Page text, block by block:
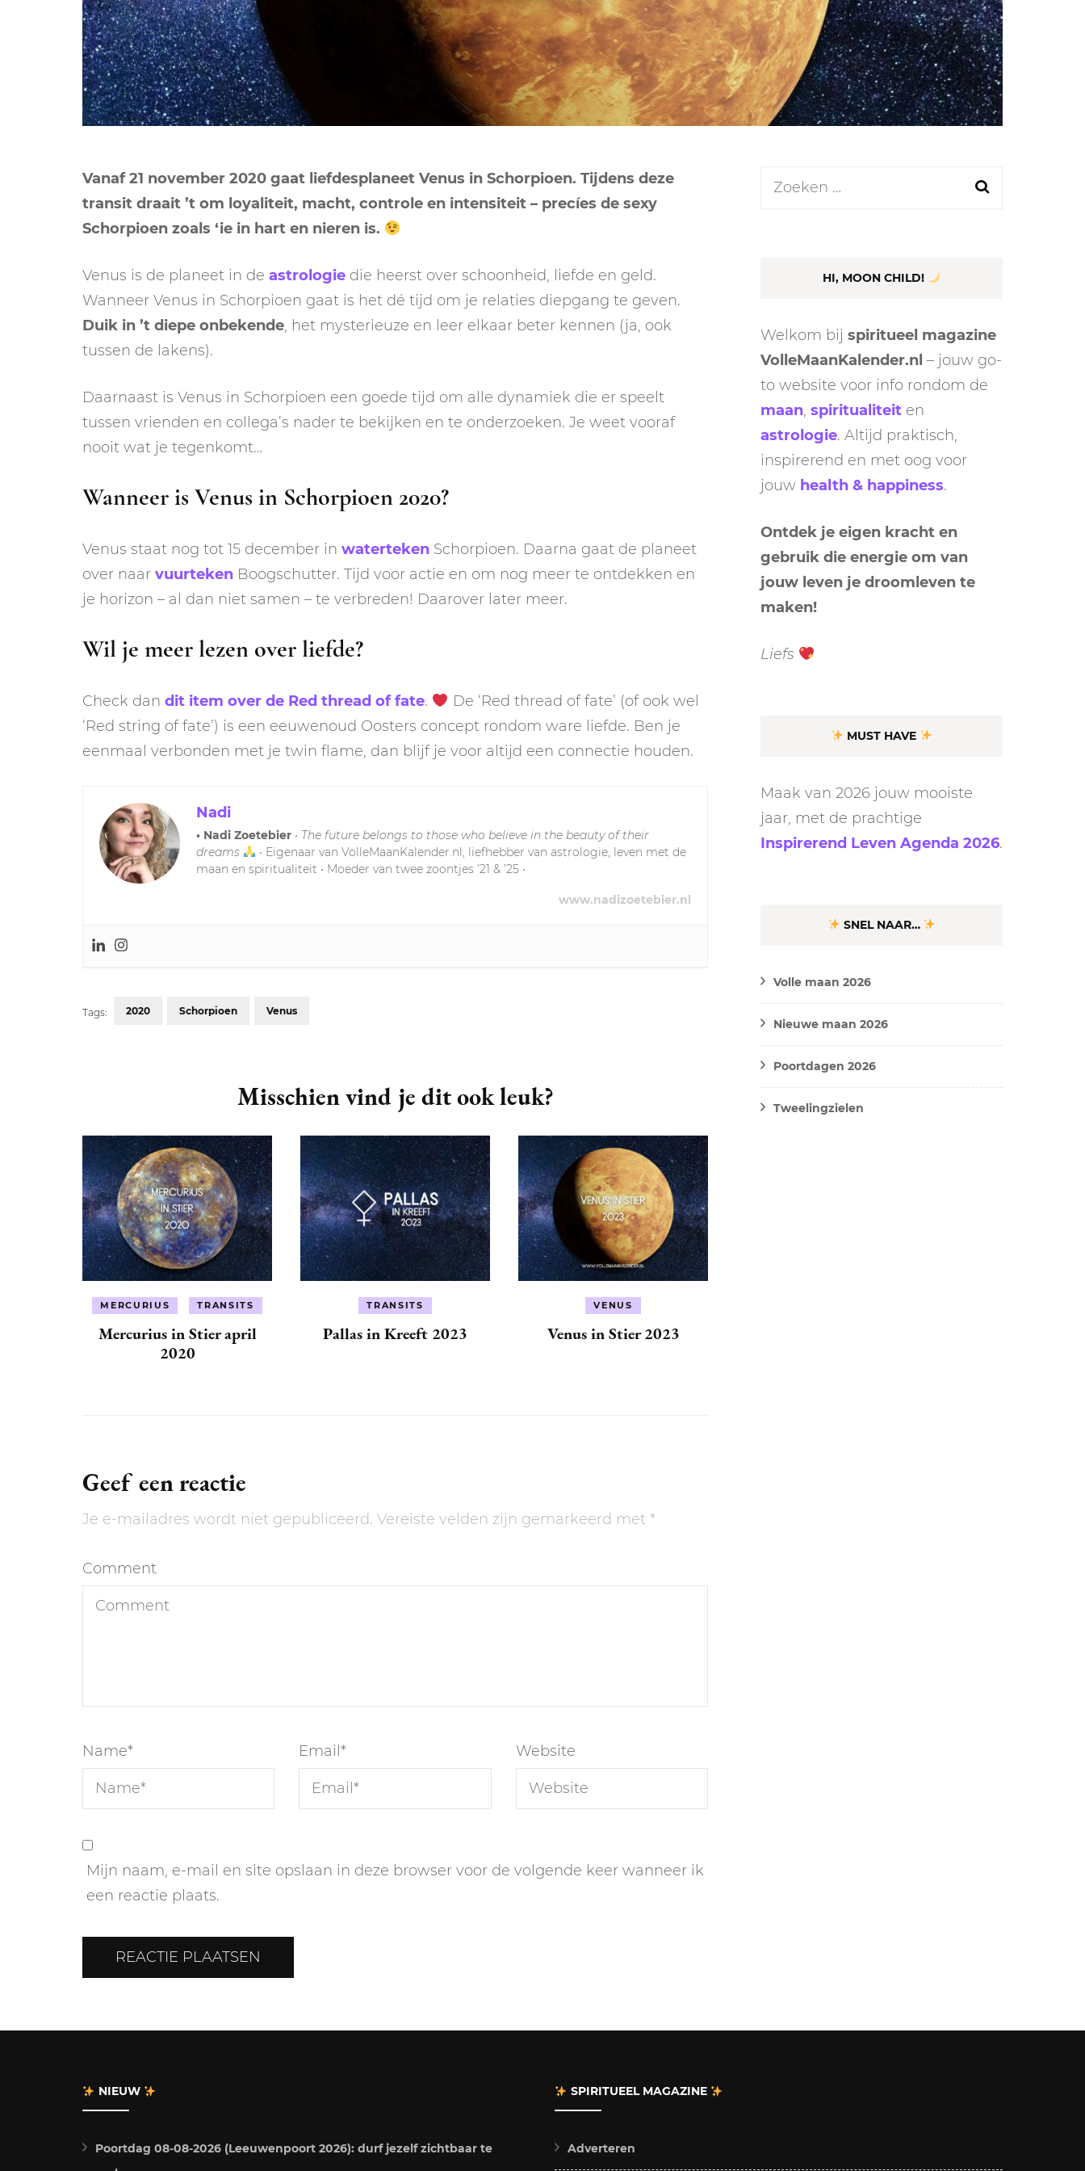
NEGENDE HUIS
TIENDE HUIS
ELFDE HUIS
NEPTUNUS
ORAKEL
RITUELEN
NIEUWE MAAN
RITUELEN
MERCURIUS
RETROGRADE RITUEEL
SPIRIT ANIMALS
Vanaf 21 november 2020 gaat liefdesplaneet Venus in Schorpioen. Tijdens deze
transit draait ’t om loyaliteit, macht, controle en intensiteit – precíes de sexy
Schorpioen zoals ‘ie in hart en nieren is.
Venus is de planeet in de astrologie die heerst over schoonheid, liefde en geld.
Wanneer Venus in Schorpioen gaat is het dé tijd om je relaties diepgang te geven.
Duik in ’t diepe onbekende, het mysterieuze en leer elkaar beter kennen (ja, ook
tussen de lakens).
Daarnaast is Venus in Schorpioen een goede tijd om alle dynamiek die er speelt
tussen vrienden en collega’s nader te bekijken en te onderzoeken. Je weet vooraf
nooit wat je tegenkomt…
Wanneer is Venus in Schorpioen 2020?
Venus staat nog tot 15 december in waterteken Schorpioen. Daarna gaat de planeet
over naar vuurteken Boogschutter. Tijd voor actie en om nog meer te ontdekken en
je horizon – al dan niet samen – te verbreden! Daarover later meer.
Wil je meer lezen over liefde?
Check dan dit item over de Red thread of fate.
De ‘Red thread of fate’ (of ook wel
‘Red string of fate’) is een eeuwenoud Oosters concept rondom ware liefde. Ben je
eenmaal verbonden met je twin flame, dan blijf je voor altijd een connectie houden.
Nadi
• Nadi Zoetebier • The future belongs to those who believe in the beauty of their
dreams
• Eigenaar van VolleMaanKalender.nl, liefhebber van astrologie, leven met de
maan en spiritualiteit • Moeder van twee zoontjes ’21 & ’25 •
www.nadizoetebier.nl
Tags: 2020 Schorpioen Venus
Misschien vind je dit ook leuk?
MERCURIUS TRANSITS
Mercurius in Stier april
2020
TRANSITS
Pallas in Kreeft 2023
VENUS
Venus in Stier 2023
Geef een reactie
Je e-mailadres wordt niet gepubliceerd. Vereiste velden zijn gemarkeerd met *
Comment
Name* Email* Website
Mijn naam, e-mail en site opslaan in deze browser voor de volgende keer wanneer ik
een reactie plaats.
Zoeken
HI, MOON CHILD!
Welkom bij spiritueel magazine
VolleMaanKalender.nl – jouw go-
to website voor info rondom de
maan, spiritualiteit en
astrologie. Altijd praktisch,
inspirerend en met oog voor
jouw health & happiness.
Ontdek je eigen kracht en
gebruik die energie om van
jouw leven je droomleven te
maken!
Liefs
MUST HAVE
Maak van 2026 jouw mooiste
jaar, met de prachtige
Inspirerend Leven Agenda 2026.
SNEL NAAR…
Volle maan 2026
Nieuwe maan 2026
Poortdagen 2026
Tweelingzielen
NIEUW
Poortdag 08-08-2026 (Leeuwenpoort 2026): durf jezelf zichtbaar te
SPIRITUEEL MAGAZINE
Adverteren